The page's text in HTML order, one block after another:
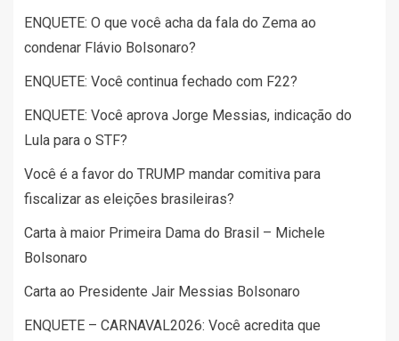
ENQUETE: O que você acha da fala do Zema ao
condenar Flávio Bolsonaro?
ENQUETE: Você continua fechado com F22?
ENQUETE: Você aprova Jorge Messias, indicação do
Lula para o STF?
Você é a favor do TRUMP mandar comitiva para
fiscalizar as eleições brasileiras?
Carta à maior Primeira Dama do Brasil – Michele
Bolsonaro
Carta ao Presidente Jair Messias Bolsonaro
ENQUETE – CARNAVAL2026: Você acredita que